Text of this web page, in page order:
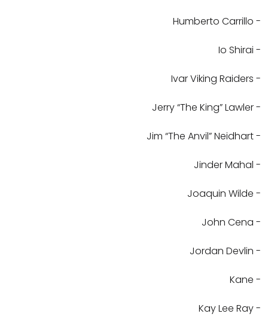
- Humberto Carrillo
- Io Shirai
- Ivar Viking Raiders
- Jerry “The King” Lawler
- Jim “The Anvil” Neidhart
- Jinder Mahal
- Joaquin Wilde
- John Cena
- Jordan Devlin
- Kane
- Kay Lee Ray